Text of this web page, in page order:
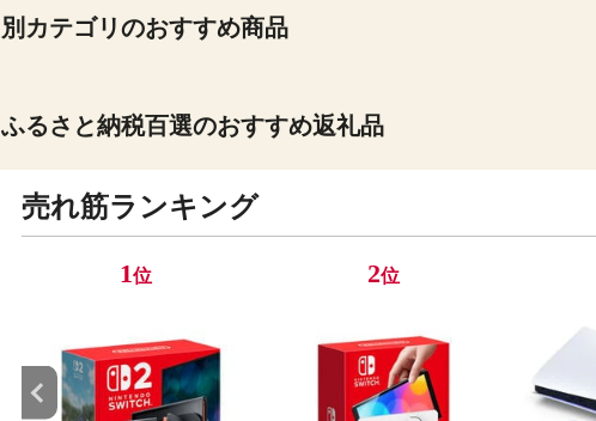
別カテゴリのおすすめ商品
ふるさと納税百選のおすすめ返礼品
売れ筋ランキング
1位 2位